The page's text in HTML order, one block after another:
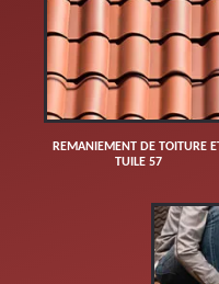
REMANIEMENT DE TOITURE
TUILE 57